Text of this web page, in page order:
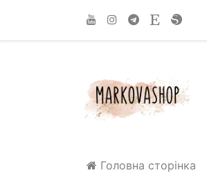
Головна сторінка